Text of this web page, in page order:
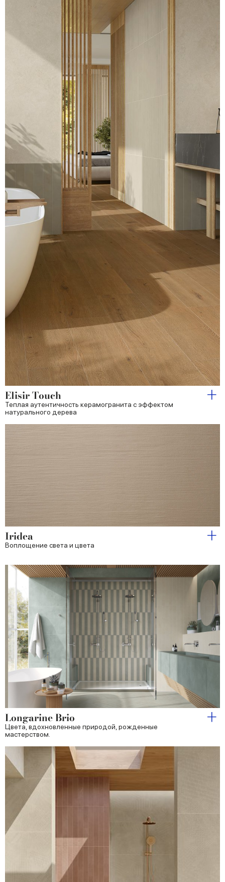
Elisir Touch
Теплая аутентичность керамогранита с эффектом
натурального дерева
Iridea
Воплощение света и цвета
Longarine Brio
Цвета, вдохновленные природой, рожденные
мастерством.